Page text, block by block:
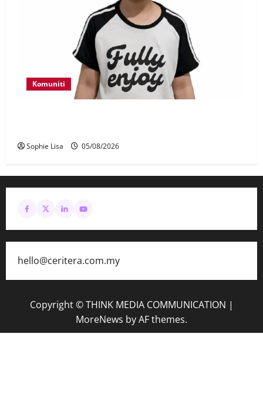
Komuniti
Sophie Lisa 05/08/2026
hello@ceritera.com.my
Copyright © THINK MEDIA COMMUNICATION |
MoreNews by AF themes.